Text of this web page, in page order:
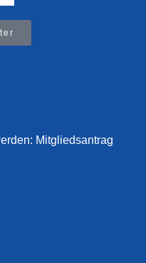
Mitgliedsantrag